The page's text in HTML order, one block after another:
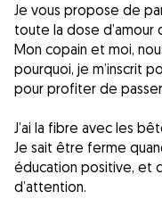
Je vous propose de
toute la dose d’amour
Mon copain et moi,
pourquoi, je m’inscrit
pour profiter de
J’ai la fibre avec les
Je sait être ferme
éducation positive, et
d’attention.